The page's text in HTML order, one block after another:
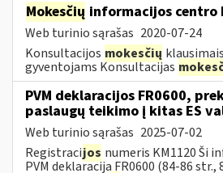
Mokesčių informacijos
Web turinio sąrašas 2020-07-24
Konsultacijos mokesčių klausimais
gyventojams Konsultacijas
PVM deklaracijos FR0600,
paslaugų teikimo į kitas ES
Web turinio sąrašas 2025-07-02
Registracijos numeris KM1120 Ši
PVM deklaracija FR0600 (84-86 str.,